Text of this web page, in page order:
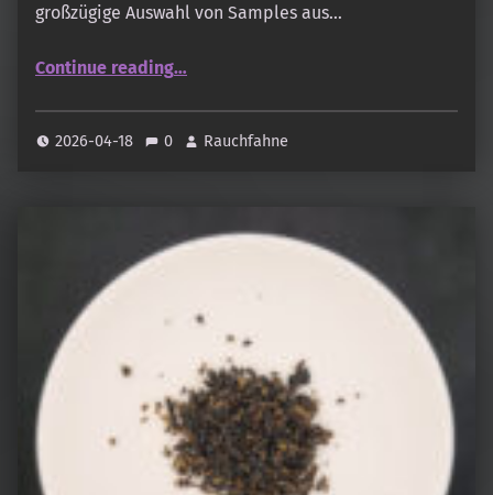
großzügige Auswahl von Samples aus…
Continue reading…
2026-04-18 0 Rauchfahne